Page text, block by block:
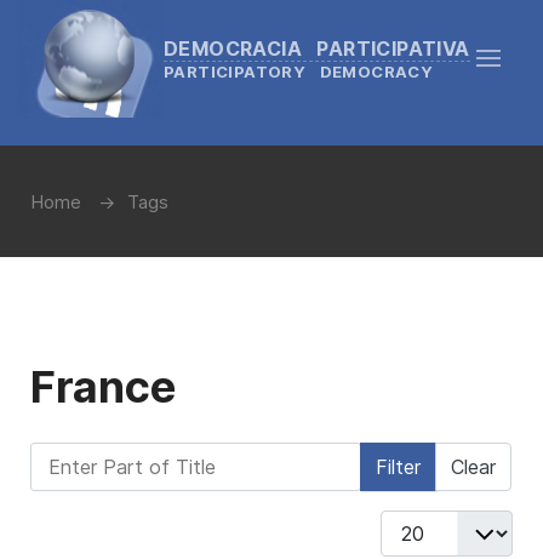
DEMOCRACIA PARTICIPATIVA
PARTICIPATORY DEMOCRACY
Home Tags
France
Enter Part of Title Filter Clear
Display #